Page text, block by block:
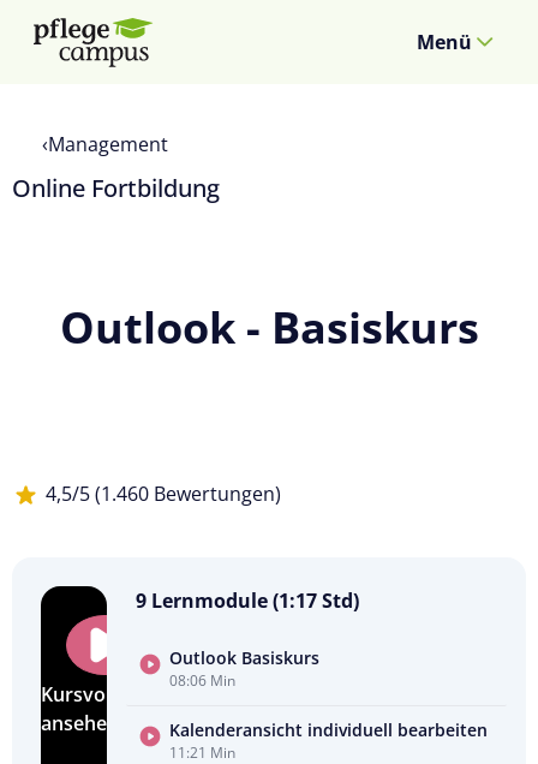
Menü
Management
Online Fortbildung
Outlook - Basiskurs
4,5/5 (1.460 Bewertungen)
Kursvorschau
ansehen
9 Lernmodule (1:17 Std)
Outlook Basiskurs
08:06 Min
Kalenderansicht individuell bearbeiten
11:21 Min